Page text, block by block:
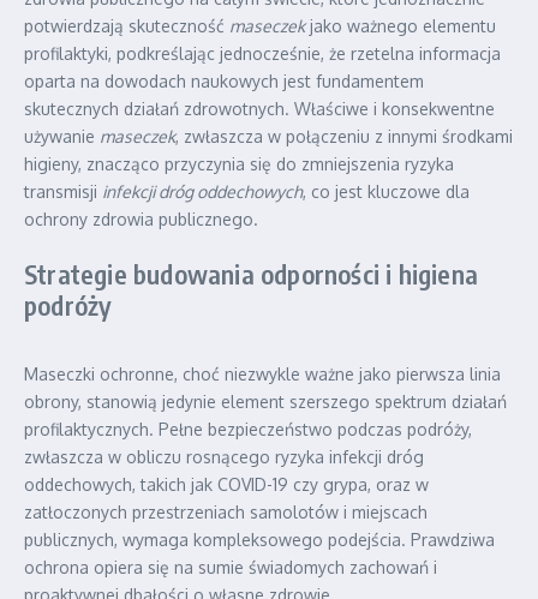
potwierdzają skuteczność maseczekjako ważnego elementu
profilaktyki, podkreślając jednocześnie, że rzetelna informacja
oparta na dowodach naukowych jest fundamentem
skutecznych działań zdrowotnych. Właściwe i konsekwentne
używanie maseczek, zwłaszcza w połączeniu z innymi środkami
higieny, znacząco przyczynia się do zmniejszenia ryzyka
transmisji infekcji dróg oddechowych, co jest kluczowe dla
ochrony zdrowia publicznego.
Strategie budowania odporności i higiena
podróży
Maseczki ochronne, choć niezwykle ważne jako pierwsza linia
obrony, stanowią jedynie element szerszego spektrum działań
profilaktycznych. Pełne bezpieczeństwo podczas podróży,
zwłaszcza w obliczu rosnącego ryzyka infekcji dróg
oddechowych, takich jak COVID-19 czy grypa, oraz w
zatłoczonych przestrzeniach samolotów i miejscach
publicznych, wymaga kompleksowego podejścia. Prawdziwa
ochrona opiera się na sumie świadomych zachowań i
proaktywnej dbałości o własne zdrowie.